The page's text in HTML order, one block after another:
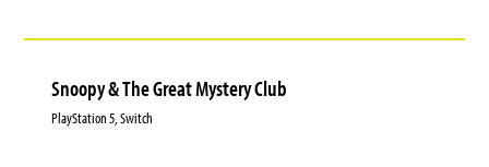
Snoopy & The Great Mystery Club
PlayStation 5, Switch